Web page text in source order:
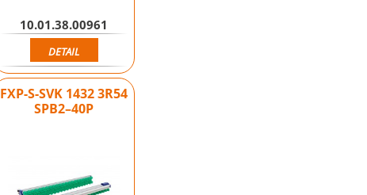
10.01.38.00961
DETAIL
FXP-S-SVK 1432 3R54
SPB2–40P